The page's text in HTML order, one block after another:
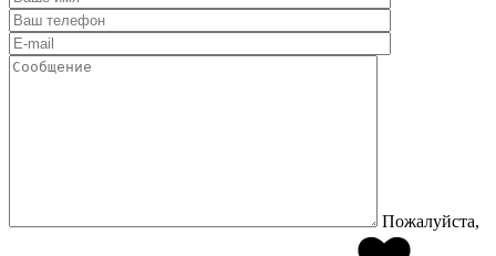
Пожалуйста,